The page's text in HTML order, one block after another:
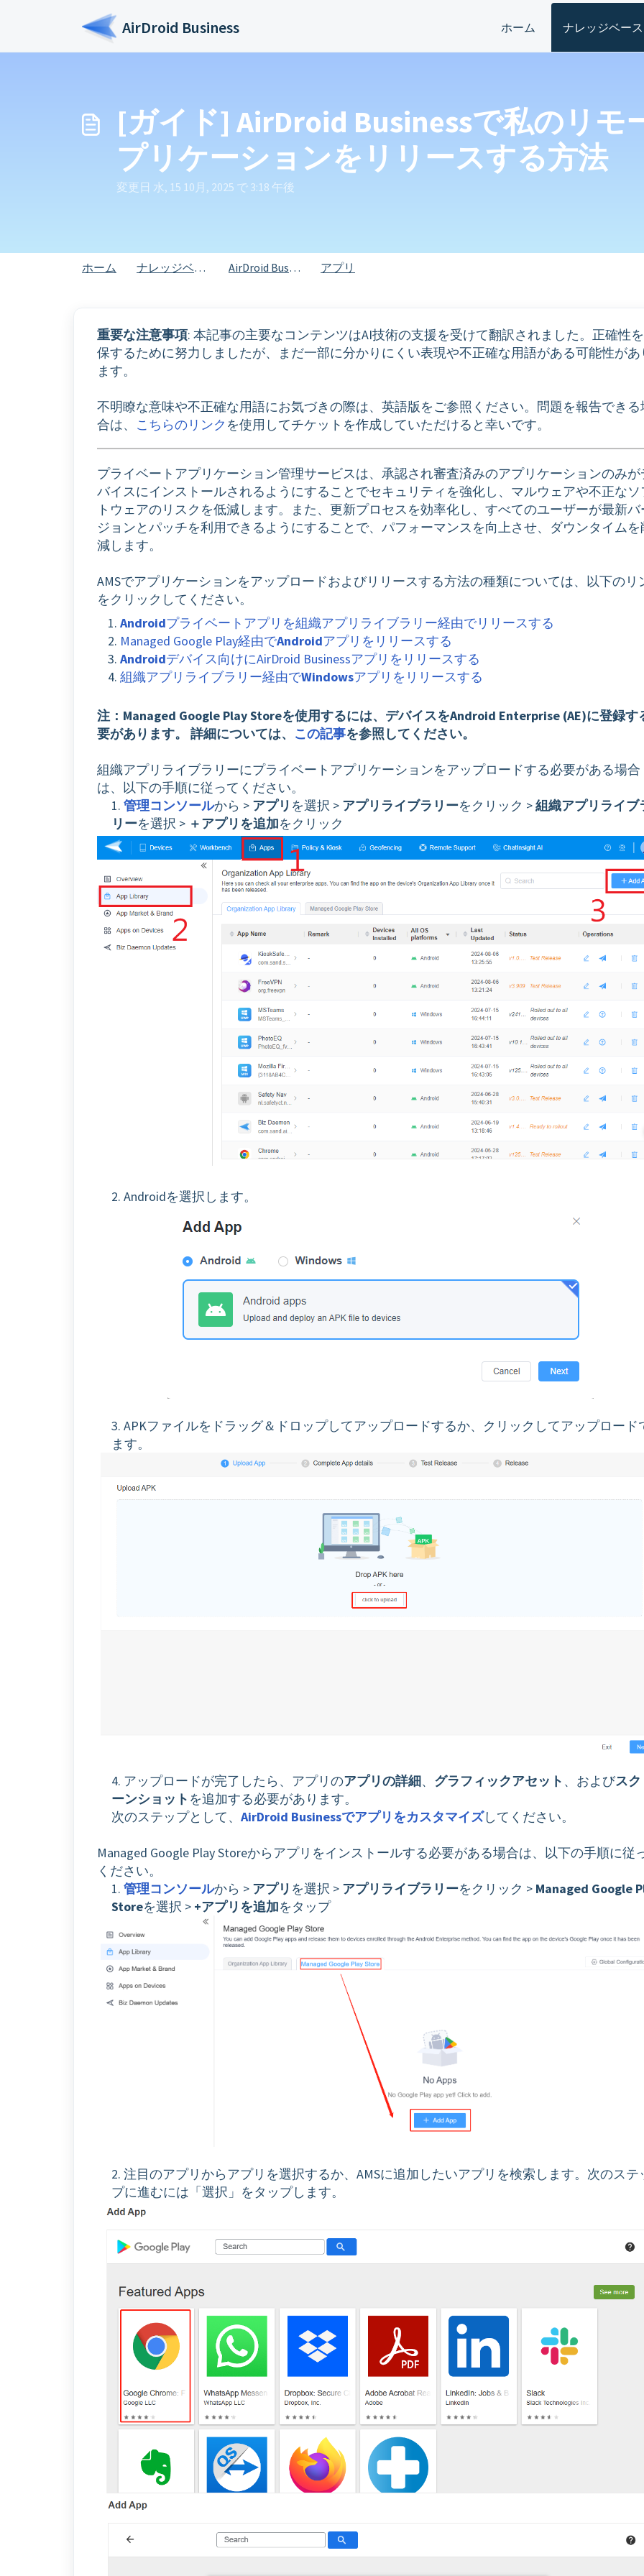
AirDroid Business ホーム ナレッジベース
[ガイド] AirDroid Businessで私のリモ
プリケーションをリリースする方法
変更日 水, 15 10月, 2025 で 3:18 午後
ホーム ナレッジベース AirDroid Business アプリ
重要な注意事項: 本記事の主要なコンテンツはAI技術の支援を受けて翻訳されました。正確性
保するために努力しましたが、まだ一部に分かりにくい表現や不正確な用語がある可能性があ
ます。
不明瞭な意味や不正確な用語にお気づきの際は、英語版をご参照ください。問題を報告できる
合は、 こちらのリンク を使用してチケットを作成していただけると幸いです。
プライベートアプリケーション管理サービスは、承認され審査済みのアプリケーションのみが
バイスにインストールされるようにすることでセキュリティを強化し、マルウェアや不正なソ
トウェアのリスクを低減します。また、更新プロセスを効率化し、すべてのユーザーが最新バ
ジョンとパッチを利用できるようにすることで、パフォーマンスを向上させ、ダウンタイムを
減します。
AMSでアプリケーションをアップロードおよびリリースする方法の種類については、以下のリ
をクリックしてください。
Androidプライベートアプリを組織アプリライブラリー経由でリリースする
Managed Google Play経由でAndroidアプリをリリースする
Androidデバイス向けにAirDroid Businessアプリをリリースする
組織アプリライブラリー経由でWindowsアプリをリリースする
注：Managed Google Play Storeを使用するには、デバイスをAndroid Enterprise (AE)に登録す
要があります。 詳細については、 この記事を参照してください。
組織アプリライブラリーにプライベートアプリケーションをアップロードする必要がある場合
は、以下の手順に従ってください。
1. 管理コンソールから > アプリ を選択 > アプリライブラリーをクリック >組織アプリライブ
リーを選択 > ＋アプリを追加をクリック
2. Androidを選択します。
3. APKファイルをドラッグ＆ドロップしてアップロードするか、クリックしてアップロード
ます。
4. アップロードが完了したら、アプリのアプリの詳細、 グラフィックアセット 、およびス
ーンショット を追加する必要があります。
次のステップとして、 AirDroid Businessでアプリをカスタマイズしてください。
Managed Google Play Storeからアプリをインストールする必要がある場合は、以下の手順に従
ください。
1. 管理コンソールから > アプリ を選択 > アプリライブラリーをクリック > Managed Google
Storeを選択 > +アプリを追加をタップ
2. 注目のアプリからアプリを選択するか、AMSに追加したいアプリを検索します。次のステ
プに進むには「選択」をタップします。